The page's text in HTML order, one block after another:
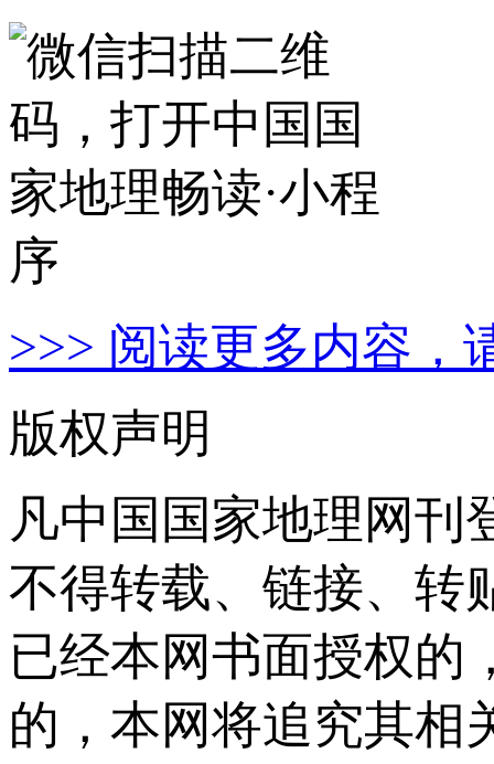
>>> 阅读更多内容，
版权声明
凡中国国家地理网刊
不得转载、链接、转
已经本网书面授权的
的，本网将追究其相